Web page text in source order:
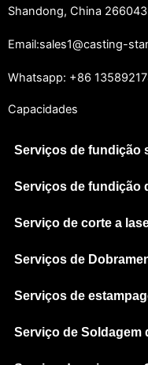
Shandong, China 266043
Email:sales1@casting-
Whatsapp: +86
Capacidades
Serviços de fundição
Serviços de fundição
Serviço de corte a
Serviços de
Serviços de
Serviço de Soldagem